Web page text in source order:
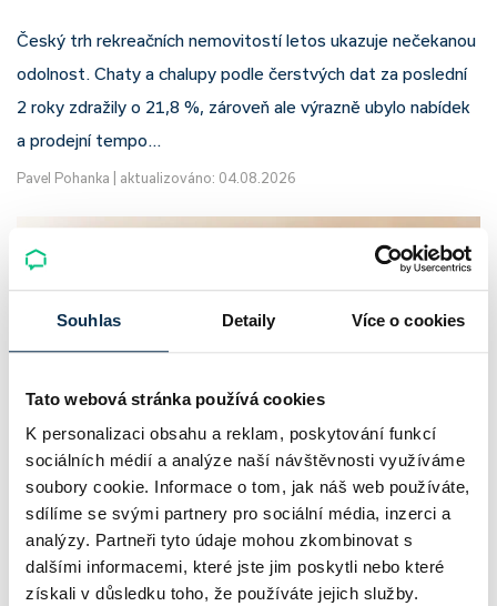
Souhlas Detaily Více o cookies
Tato webová stránka používá cookies
K personalizaci obsahu a reklam, poskytování funkcí
sociálních médií a analýze naší návštěvnosti využíváme
soubory cookie. Informace o tom, jak náš web používáte,
sdílíme se svými partnery pro sociální média, inzerci a
analýzy. Partneři tyto údaje mohou zkombinovat s
dalšími informacemi, které jste jim poskytli nebo které
získali v důsledku toho, že používáte jejich služby.
Český trh rekreačních nemovitostí letos ukazuje nečekanou
odolnost. Chaty a chalupy podle čerstvých dat za poslední
2 roky zdražily o 21,8 %, zároveň ale výrazně ubylo nabídek
a prodejní tempo…
Pavel Pohanka aktualizováno: 04.08.2026
UniCredit Bank od 27.7.2026 zdražuje
hypotéky, zatímco Raiffeisenbank
prodloužila slevu do 6.9.2026